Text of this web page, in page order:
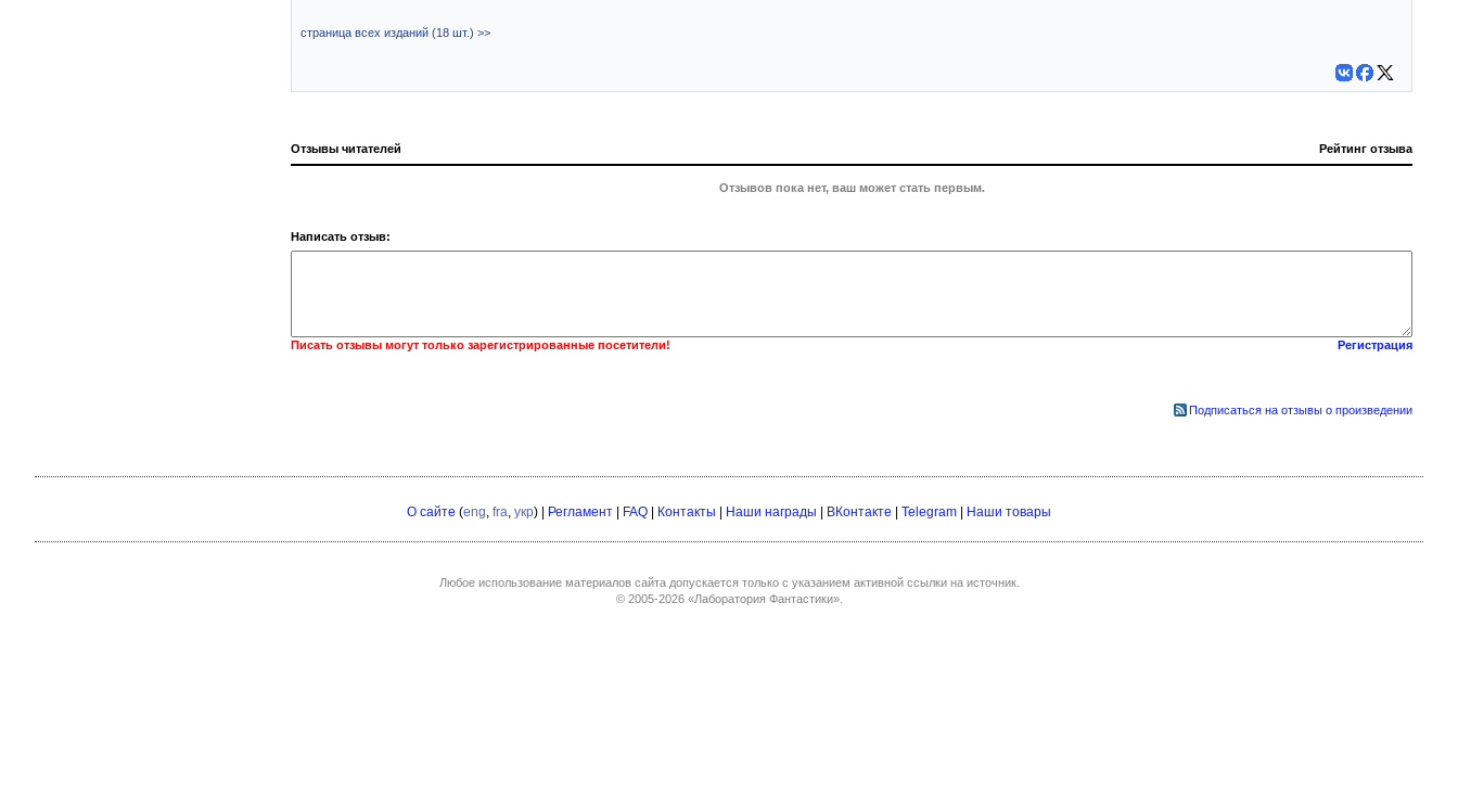
страница всех изданий (18 шт.) >>
Отзывы читателей Рейтинг отзыва
Отзывов пока нет, ваш может стать первым.
Написать отзыв:
Писать отзывы могут только зарегистрированные посетители! Регистрация
Подписаться на отзывы о произведении
О сайте (eng, fra, укр) | Регламент FAQ Контакты Наши награды ВКонтакте Telegram Наши товары
Любое использование материалов сайта допускается только с указанием активной ссылки на источник.
© 2005-2026 «Лаборатория Фантастики».